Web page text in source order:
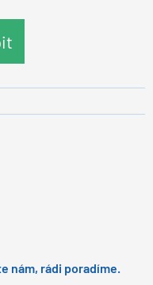
nám, rádi poradíme.